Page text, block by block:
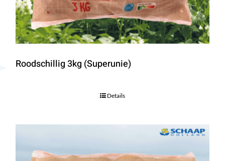
Roodschillig 3kg (Superunie)
Details